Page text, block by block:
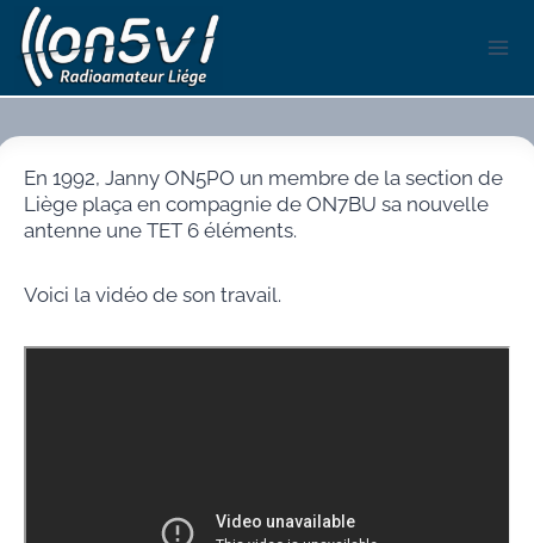
Aller
au
contenu
En 1992, Janny ON5PO un membre de la section de
Liège plaça en compagnie de ON7BU sa nouvelle
antenne une TET 6 éléments.
Voici la vidéo de son travail.